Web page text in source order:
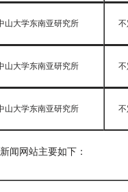
山大学东南亚研究所
山大学东南亚研究所
山大学东南亚研究所
闻网站主要如下：